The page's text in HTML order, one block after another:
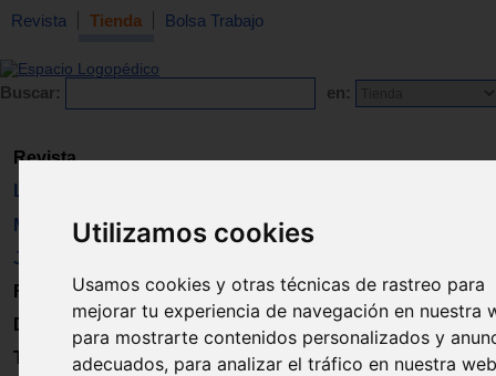
Utilizamos cookies
Usamos cookies y otras técnicas de rastreo para
mejorar tu experiencia de navegación en nuestra
para mostrarte contenidos personalizados y
adecuados, para analizar el tráfico en nuestra
Revista Tienda Bolsa Trabajo
Buscar: en:
Revista
Libros
Material
Juguetes
Formación
Directorio
Trabajo